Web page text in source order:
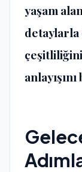
yaşam
detaylarla